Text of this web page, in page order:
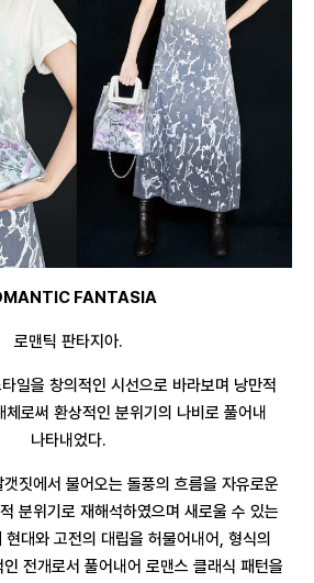
FANTASIA
로맨틱 판타지아.
일을 창의적인 시선으로 바라보며 낭만적
로써 환상적인 분위기의 나비로 풀어내
나타내었다.
짓에서 불어오는 돌풍의 흐름을 자유로운
분위기로 재해석하였으며 새로울 수 있는
대와 고전의 대립을 허물어내어, 형식의
전개로서 풀어내어 로맨스 클래식 패턴을